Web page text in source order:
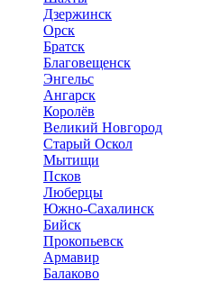
Дзержинск
Орск
Братск
Благовещенск
Энгельс
Ангарск
Королёв
Великий Новгород
Старый Оскол
Мытищи
Псков
Люберцы
Южно-Сахалинск
Бийск
Прокопьевск
Армавир
Балаково